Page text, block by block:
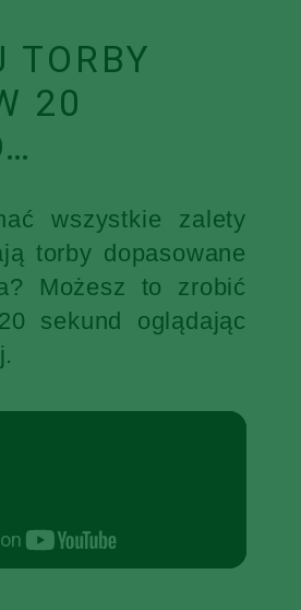
TORBY
20
wszystkie zalety
torby dopasowane
Możesz to zrobić
sekund oglądając